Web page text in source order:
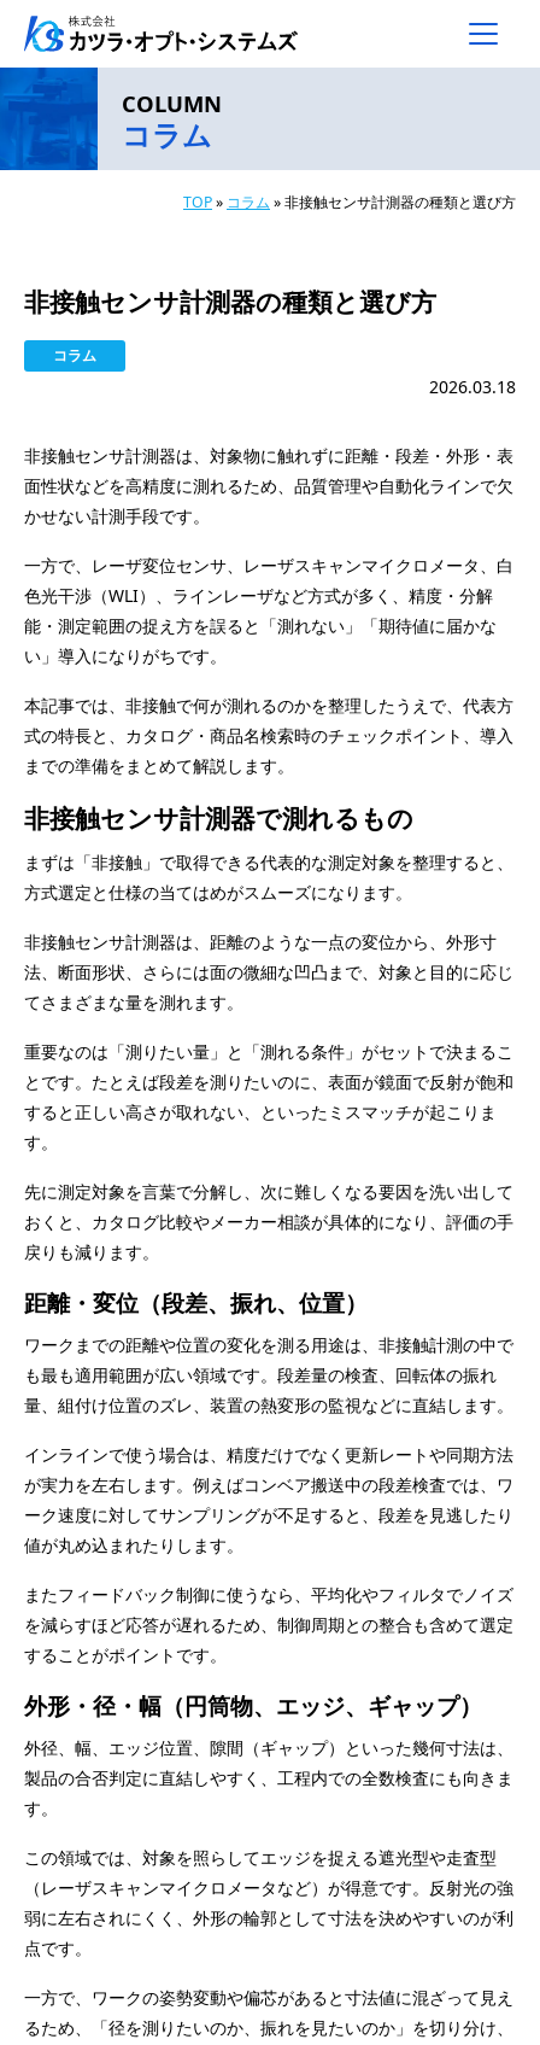
コンテンツへスキップ
メインナビゲーション
COLUMN
コラム
TOP» コラム »非接触センサ計測器の種類と選び方
非接触センサ計測器の種類と選び方
コラム
2026.03.18
非接触センサ計測器は、対象物に触れずに距離・段差・外形・表
面性状などを高精度に測れるため、品質管理や自動化ラインで欠
かせない計測手段です。
一方で、レーザ変位センサ、レーザスキャンマイクロメータ、白
色光干渉（WLI）、ラインレーザなど方式が多く、精度・分解
能・測定範囲の捉え方を誤ると「測れない」「期待値に届かな
い」導入になりがちです。
本記事では、非接触で何が測れるのかを整理したうえで、代表方
式の特長と、カタログ・商品名検索時のチェックポイント、導入
までの準備をまとめて解説します。
非接触センサ計測器で測れるもの
まずは「非接触」で取得できる代表的な測定対象を整理すると、
方式選定と仕様の当てはめがスムーズになります。
非接触センサ計測器は、距離のような一点の変位から、外形寸
法、断面形状、さらには面の微細な凹凸まで、対象と目的に応じ
てさまざまな量を測れます。
重要なのは「測りたい量」と「測れる条件」がセットで決まるこ
とです。たとえば段差を測りたいのに、表面が鏡面で反射が飽和
すると正しい高さが取れない、といったミスマッチが起こりま
す。
先に測定対象を言葉で分解し、次に難しくなる要因を洗い出して
おくと、カタログ比較やメーカー相談が具体的になり、評価の手
戻りも減ります。
距離・変位（段差、振れ、位置）
ワークまでの距離や位置の変化を測る用途は、非接触計測の中で
も最も適用範囲が広い領域です。段差量の検査、回転体の振れ
量、組付け位置のズレ、装置の熱変形の監視などに直結します。
インラインで使う場合は、精度だけでなく更新レートや同期方法
が実力を左右します。例えばコンベア搬送中の段差検査では、ワ
ーク速度に対してサンプリングが不足すると、段差を見逃したり
値が丸め込まれたりします。
またフィードバック制御に使うなら、平均化やフィルタでノイズ
を減らすほど応答が遅れるため、制御周期との整合も含めて選定
することがポイントです。
外形・径・幅（円筒物、エッジ、ギャップ）
外径、幅、エッジ位置、隙間（ギャップ）といった幾何寸法は、
製品の合否判定に直結しやすく、工程内での全数検査にも向きま
す。
この領域では、対象を照らしてエッジを捉える遮光型や走査型
（レーザスキャンマイクロメータなど）が得意です。反射光の強
弱に左右されにくく、外形の輪郭として寸法を決めやすいのが利
点です。
一方で、ワークの姿勢変動や偏芯があると寸法値に混ざって見え
るため、「径を測りたいのか、振れを見たいのか」を切り分け、